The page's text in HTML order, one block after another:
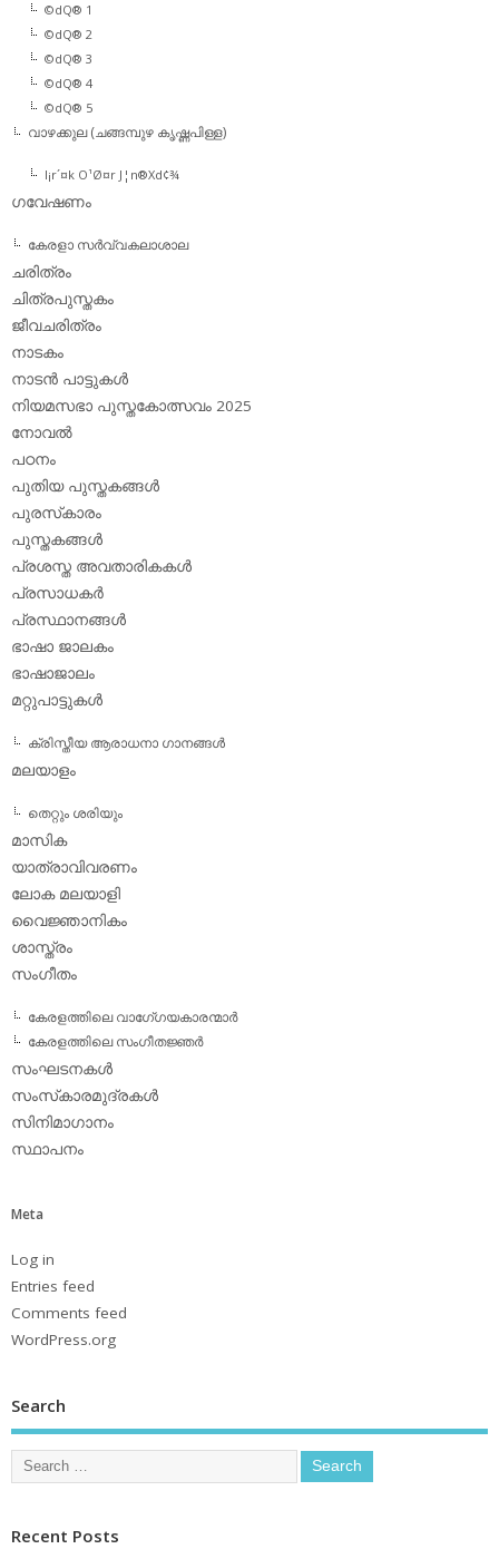
©dQ® 1
©dQ® 2
©dQ® 3
©dQ® 4
©dQ® 5
വാഴക്കുല (ചങ്ങമ്പുഴ കൃഷ്ണപിള്ള)
l¡r´¤k O¹Ø¤r J¦n®Xd¢¾
ഗവേഷണം
കേരളാ സര്‍വ്വകലാശാല
ചരിത്രം
ചിത്രപുസ്തകം
ജീവചരിത്രം
നാടകം
നാടന്‍ പാട്ടുകള്‍
നിയമസഭാ പുസ്തകോത്സവം 2025
നോവല്‍
പഠനം
പുതിയ പുസ്തകങ്ങള്‍
പുരസ്‌കാരം
പുസ്തകങ്ങള്‍
പ്രശസ്ത അവതാരികകള്‍
പ്രസാധകര്‍
പ്രസ്ഥാനങ്ങള്‍
ഭാഷാ ജാലകം
ഭാഷാജാലം
മറ്റുപാട്ടുകള്‍
ക്രിസ്തീയ ആരാധനാ ഗാനങ്ങള്‍
മലയാളം
തെറ്റും ശരിയും
മാസിക
യാത്രാവിവരണം
ലോക മലയാളി
വൈജ്ഞാനികം
ശാസ്ത്രം
സംഗീതം
കേരളത്തിലെ വാഗേ്ഗയകാരന്മാര്‍
കേരളത്തിലെ സംഗീതജ്ഞര്‍
സംഘടനകള്‍
സംസ്‌കാരമുദ്രകള്‍
സിനിമാഗാനം
സ്ഥാപനം
Meta
Log in
Entries feed
Comments feed
WordPress.org
Search
Recent Posts